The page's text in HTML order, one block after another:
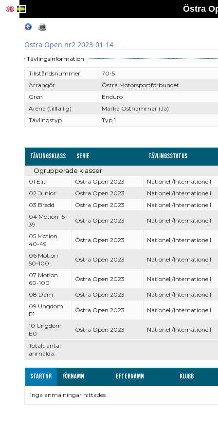
Östra
Östra Open nr2 2023-01-14
Tävlingsinformation
Tillståndsnummer
70-5
Arrangör
Östra Motorsportförbundet
Gren
Enduro
Arena (tillfällig)
Marka Östhammar (Ja)
Tävlingstyp
Typ 1
Tävlingsklass Serie Tävlingsstatus
Totalt antal
anmälda:
Ogrupperade klasser
01 Elit Östra Open 2023
Nationell/Internationell
02 Junior
Östra Open 2023
Nationell/Internationell
03 Bredd
Östra Open 2023
Nationell/Internationell
04 Motion 15-
39
Östra Open 2023 Nationell/Internationell
05 Motion
40-49
Östra Open 2023 Nationell/Internationell
06 Motion
50-100
Östra Open 2023 Nationell/Internationell
07 Motion
60-100
Östra Open 2023 Nationell/Internationell
08 Dam Östra Open 2023
Nationell/Internationell
09 Ungdom
E1
Östra Open 2023 Nationell/Internationell
10 Ungdom
E0
Östra Open 2023 Nationell/Internationell
Startnr Förnamn Efternamn Klubb
Inga anmälningar hittades